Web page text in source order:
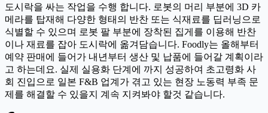
도시락을 싸는 작업을 수행 합니다. 로봇의 머리 부분에 3D 카
메라를 탑재해 다양한 형태의 반찬 또는 식재료를 딥러닝으로
식별할 수 있으며 로봇 팔 부분에 장착된 집게를 이용해 반찬
이나 재료를 잡아 도시락에 옮겨담습니다. Foodly는 올해부터
예약 판매에 들어가 내년부터 생산 및 납품에 들어갈 계획이라
고 하는데요. 실제 실용화 단계에 까지 성공하여 초고령화 사
회 진입으로 일본 F&B 업계가 겪고 있는 현장 노동력 부족 문
제를 해결할 수 있을지 계속 지켜봐야 할것 같습니다.